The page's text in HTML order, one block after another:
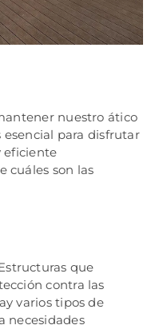
nuestro ático
esencial para disfrutar
eficiente
cuáles son las
que
contra las
varios tipos de
necesidades